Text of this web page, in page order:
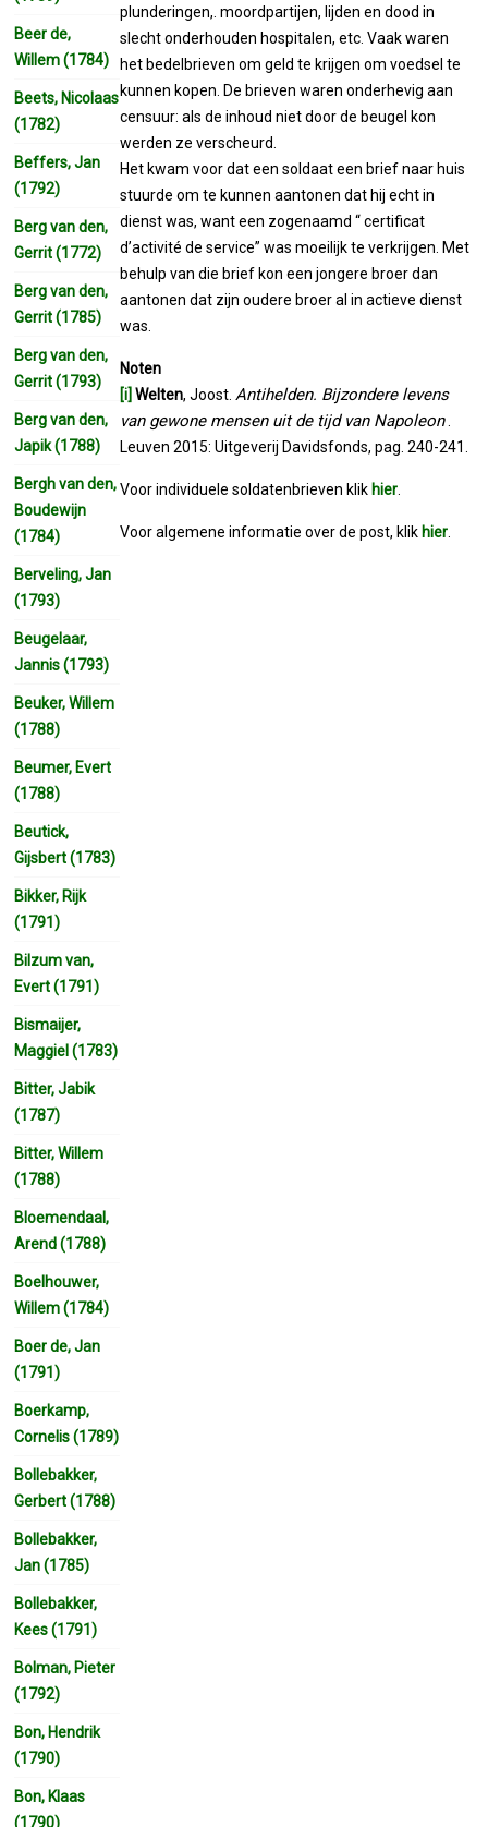
plunderingen,. moordpartijen, lijden en dood in
slecht onderhouden hospitalen, etc. Vaak waren
het bedelbrieven om geld te krijgen om voedsel te
kunnen kopen. De brieven waren onderhevig aan
censuur: als de inhoud niet door de beugel kon
werden ze verscheurd.
Het kwam voor dat een soldaat een brief naar huis
stuurde om te kunnen aantonen dat hij echt in
dienst was, want een zogenaamd “ certificat
d’activité de service” was moeilijk te verkrijgen. Met
behulp van die brief kon een jongere broer dan
aantonen dat zijn oudere broer al in actieve dienst
was.
Noten
[i] Welten, Joost. Antihelden. Bijzondere levens
van gewone mensen uit de tijd van Napoleon.
Leuven 2015: Uitgeverij Davidsfonds, pag. 240-241.
Voor individuele soldatenbrieven klik hier
Voor algemene informatie over de post, klik hier
Beer de,
Willem (1784)
Beets, Nicolaas
(1782)
Beffers, Jan
(1792)
Berg van den,
Gerrit (1772)
Berg van den,
Gerrit (1785)
Berg van den,
Gerrit (1793)
Berg van den,
Japik (1788)
Bergh van den,
Boudewijn
(1784)
Berveling, Jan
(1793)
Beugelaar,
Jannis (1793)
Beuker, Willem
(1788)
Beumer, Evert
(1788)
Beutick,
Gijsbert (1783)
Bikker, Rijk
(1791)
Bilzum van,
Evert (1791)
Bismaijer,
Maggiel (1783)
Bitter, Jabik
(1787)
Bitter, Willem
(1788)
Bloemendaal,
Arend (1788)
Boelhouwer,
Willem (1784)
Boer de, Jan
(1791)
Boerkamp,
Cornelis (1789)
Bollebakker,
Gerbert (1788)
Bollebakker,
Jan (1785)
Bollebakker,
Kees (1791)
Bolman, Pieter
(1792)
Bon, Hendrik
(1790)
Bon, Klaas
(1790)